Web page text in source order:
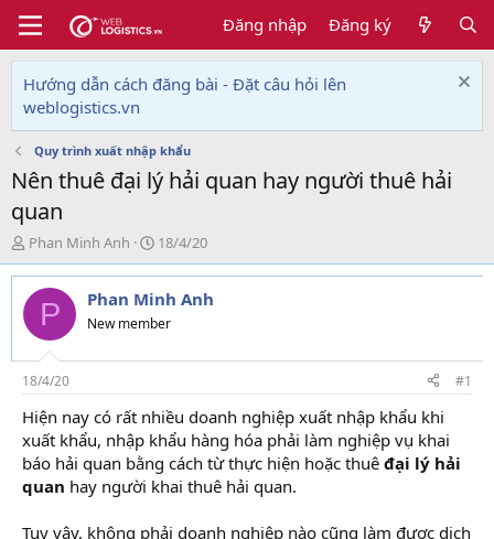
Đăng nhập Đăng ký
Hướng dẫn cách đăng bài - Đặt câu hỏi lên
weblogistics.vn
Quy trình xuất nhập khẩu
Nên thuê đại lý hải quan hay người thuê hải
quan
T
h
r
e
d
s
t
a
r
t
e
r
Phan Minh Anh
N
g
à
y
g
i
18/4/20
P Phan Minh Anh
New member
18/4/20 #1
Hiện nay có rất nhiều doanh nghiệp xuất nhập khẩu khi
xuất khẩu, nhập khẩu hàng hóa phải làm nghiệp vụ khai
báo hải quan bằng cách từ thực hiện hoặc thuê đại lý hải
quan hay người khai thuê hải quan.
Tuy vậy, không phải doanh nghiệp nào cũng làm được dịch